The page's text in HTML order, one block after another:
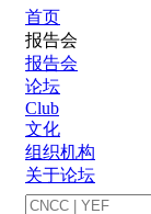
首页
报告会
报告会
论坛
Club
文化
组织机构
关于论坛